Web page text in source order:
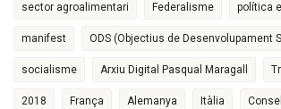
sector agroalimentari Federalisme política
manifest ODS (Objectius de Desenvolupament
socialisme Arxiu Digital Pasqual Maragall
2018 França Alemanya Itàlia